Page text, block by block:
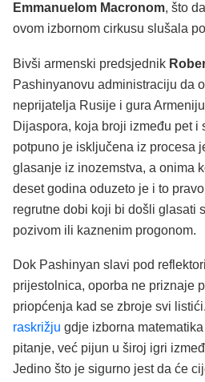
Emmanuelom Macronom, što
ovom izbornom cirkusu slušala
Bivši armenski predsjednik
Pashinyanovu administraciju da
neprijatelja Rusije i gura
Dijaspora, koja broji između pet i
potpuno je isključena iz procesa
glasanje iz inozemstva, a onima
deset godina oduzeto je i to
regrutne dobi koji bi došli glasati
pozivom ili kaznenim progonom.
Dok Pashinyan slavi pod
prijestolnica, oporba ne priznaje
priopćenja kad se zbroje svi listići.
raskrižju gdje izborna
pitanje, već pijun u široj igri
Jedino što je sigurno jest da će